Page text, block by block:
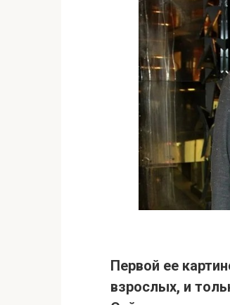
Первой ее
взрослых, и